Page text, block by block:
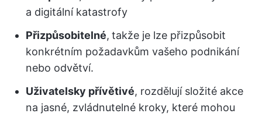
a digitální katastrofy
Přizpůsobitelné, takže je lze přizpůsobit
konkrétním požadavkům vašeho podnikání
nebo odvětví.
Uživatelsky přívětivé, rozdělují složité akce
na jasné, zvládnutelné kroky, které mohou